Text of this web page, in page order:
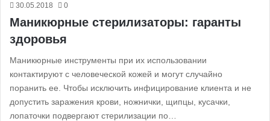
30.05.2018 0
Маникюрные стерилизаторы: гаранты
здоровья
Маникюрные инструменты при их использовании
контактируют с человеческой кожей и могут случайно
поранить ее. Чтобы исключить инфицирование клиента и не
допустить заражения крови, ножнички, щипцы, кусачки,
лопаточки подвергают стерилизации по…